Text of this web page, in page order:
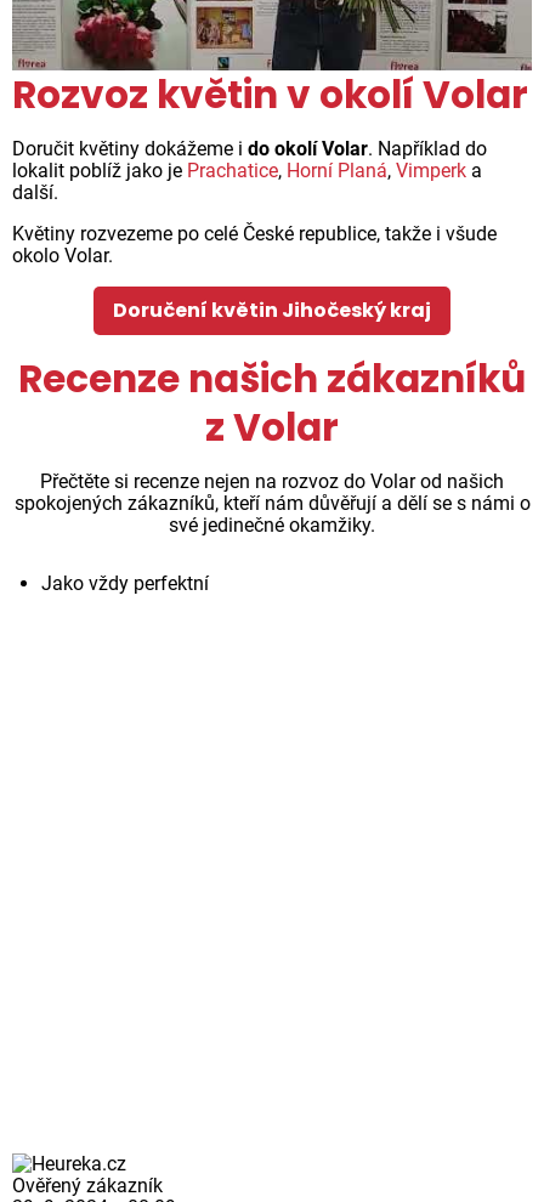
Rozvoz květin v okolí Volar
Doručit květiny dokážeme i do okolí Volar. Například do
lokalit poblíž jako je Prachatice, Horní Planá, Vimperk a
další.
Květiny rozvezeme po celé České republice, takže i všude
okolo Volar.
Doručení květin Jihočeský kraj
Recenze našich zákazníků
z Volar
Přečtěte si recenze nejen na rozvoz do Volar od našich
spokojených zákazníků, kteří nám důvěřují a dělí se s námi o
své jedinečné okamžiky.
Jako vždy perfektní
Ověřený zákazník